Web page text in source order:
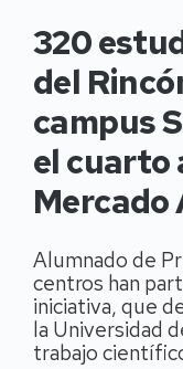
320
del
campus
el cuarto
Alumnado de
centros han
iniciativa, que
la Universidad
trabajo